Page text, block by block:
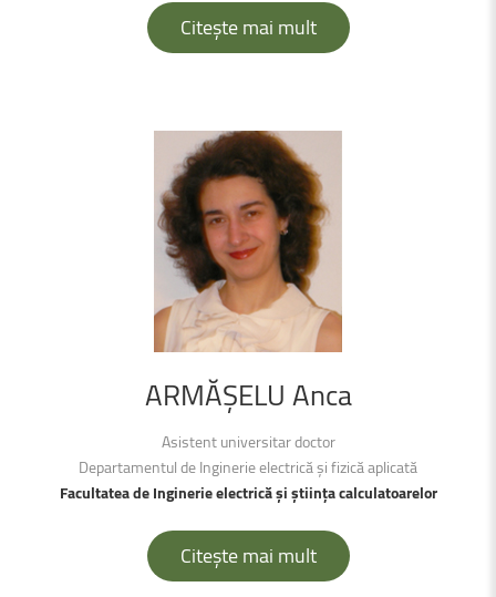
Citește mai mult
ARMĂŞELU Anca
Asistent universitar doctor
Departamentul de Inginerie electrică şi fizică aplicată
Facultatea de Inginerie electrică şi știința calculatoarelor
Citește mai mult